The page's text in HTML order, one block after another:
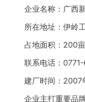
企业名称：广西
所在地址：伊岭
占地面积：200亩
联系电话：
建厂时间：2007
企业主打重要品